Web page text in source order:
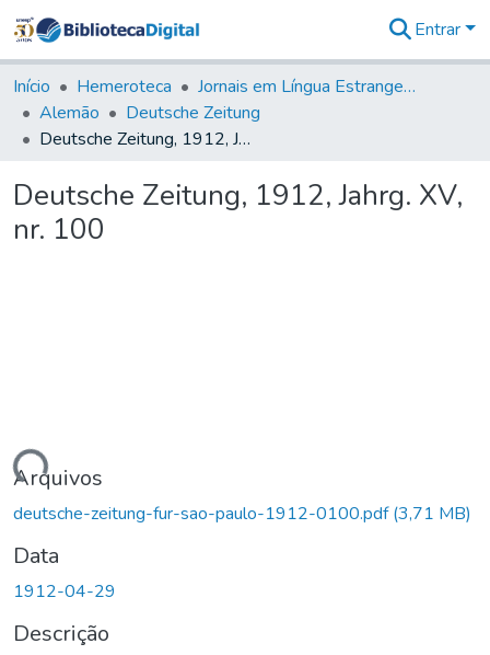
&
Coleções
Tudo na
Biblioteca
Estatísticas
Entrar
Início Hemeroteca
Jornais em Língua Estrangeira
Alemão
Deutsche Zeitung
Deutsche Zeitung, 1912, Jahrg. XV, nr. 100
Deutsche Zeitung, 1912, Jahrg. XV,
nr. 100
Arquivos
deutsche-zeitung-fur-sao-paulo-1912-0100.pdf(3,71 MB)
Data
1912-04-29
Descrição